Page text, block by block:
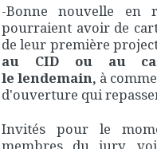
-Bonne nouvelle en
pourraient avoir de
de leur première
au CID ou au
le lendemain, à
d'ouverture qui
Invités pour le